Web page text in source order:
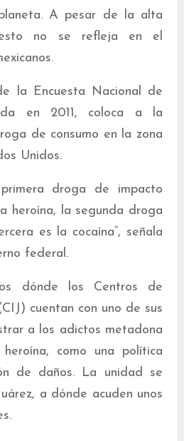
A pesar de la alta
esto no se refleja en el
la Encuesta Nacional de
en 2011, coloca a la
de consumo en la zona
Unidos.
droga de impacto
heroína, la segunda droga
es la cocaína”, señala
federal.
dónde los Centros de
cuentan con uno de sus
a los adictos metadona
como una política
de daños. La unidad se
a dónde acuden unos